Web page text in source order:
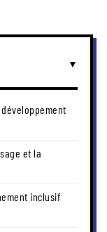
et la
inclusif